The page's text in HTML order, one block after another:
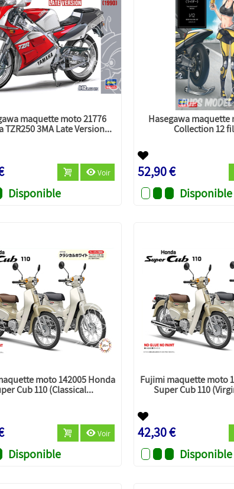
maquette moto 21776
TZR250 3MA Late Version...
Voir
Disponible
Hasegawa maquette
Collection 12
52,90 €
Disponible
moto 142005 Honda
Cub 110 (Classical...
Voir
Disponible
Fujimi maquette moto
Super Cub 110
42,30 €
Disponible